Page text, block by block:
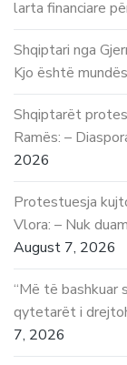
larta financiare
Shqiptari nga
Kjo është
Shqiptarët
Ramës: –
2026
Protestuesja
Vlora: – Nuk
August 7, 2026
“Më të bashkuar
qytetarët i
7, 2026